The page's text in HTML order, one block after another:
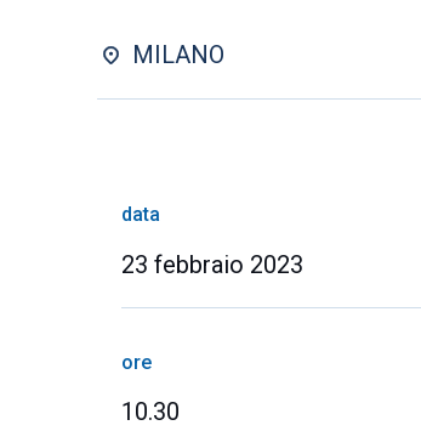
MILANO
data
23 febbraio 2023
ore
10.30